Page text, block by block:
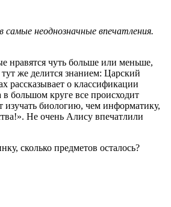
неоднозначные впечатления.
нравятся чуть больше или меньше,
же делится знанием: Царский
о классификации
большом круге все происходит
биологию, чем информатику,
Не очень Алису впечатлили
сколько предметов осталось?